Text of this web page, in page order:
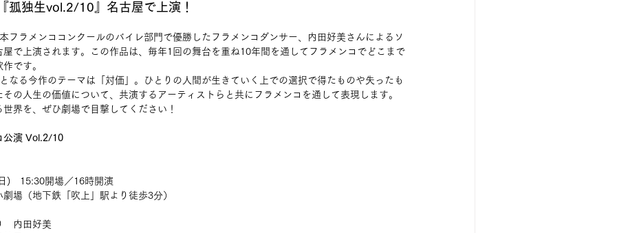
孤独生vol.2/10』名古屋で上演！
フラメンココンクールのバイレ部門で優勝したフラメンコダンサー、内田好美さんによるソ
屋で上演されます。この作品は、毎年1回の舞台を重ね10年間を通してフラメンコでどこまで
です。
なる今作のテーマは「対価」。ひとりの人間が生きていく上での選択で得たものや失ったも
の人生の価値について、共演するアーティストらと共にフラメンコを通して表現します。
界を、ぜひ劇場で目撃してください！
公演 Vol.2/10
)　15:30開場／16時開演
場（地下鉄「吹上」駅より徒歩3分）
　内田好美